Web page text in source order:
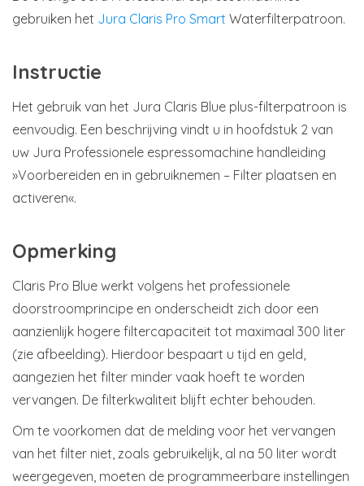
gebruiken het Jura Claris Pro Smart Waterfilterpatroon.
Instructie
Het gebruik van het Jura Claris Blue plus-filterpatroon is
eenvoudig. Een beschrijving vindt u in hoofdstuk 2 van
uw Jura Professionele espressomachine handleiding
»Voorbereiden en in gebruiknemen – Filter plaatsen en
activeren«.
Opmerking
Claris Pro Blue werkt volgens het professionele
doorstroomprincipe en onderscheidt zich door een
aanzienlijk hogere filtercapaciteit tot maximaal 300 liter
(zie afbeelding). Hierdoor bespaart u tijd en geld,
aangezien het filter minder vaak hoeft te worden
vervangen. De filterkwaliteit blijft echter behouden.
Om te voorkomen dat de melding voor het vervangen
van het filter niet, zoals gebruikelijk, al na 50 liter wordt
weergegeven, moeten de programmeerbare instellingen